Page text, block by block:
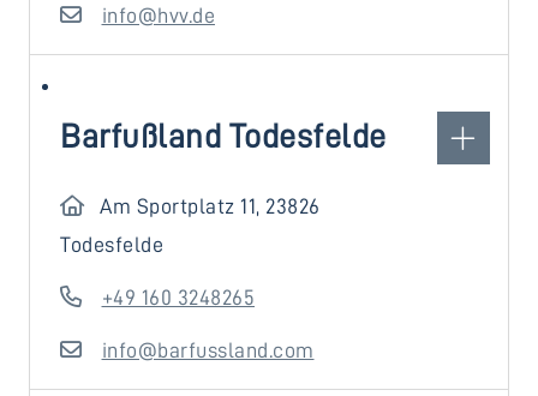
info@hvv.de
Barfußland Todesfelde
Am Sportplatz 11, 23826
Todesfelde
+49 160 3248265
info@barfussland.com